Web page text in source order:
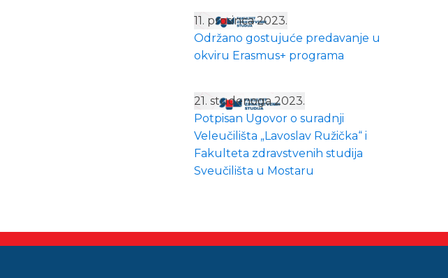
11. prosinca 2023.
Održano gostujuće predavanje u
okviru Erasmus+ programa
21. studenoga 2023.
Potpisan Ugovor o suradnji
Veleučilišta „Lavoslav Ružička“ i
Fakulteta zdravstvenih studija
Sveučilišta u Mostaru